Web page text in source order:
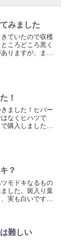
みました
ていたので収穫
ころどころ黒く
りますが、まぁ
！
ました！ヒバー
なくヒハツで
購入しました。
？
モドキなるもの
した。斑入り葉
実も白いです。
な感...
難しい